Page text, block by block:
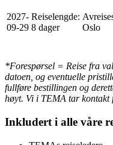
2027-
09-29
Reiselengde:
8 dager
Oslo
*Forespørsel = Reise fra
datoen, og eventuelle
fullføre bestillingen og
høyt. Vi i TEMA tar kontakt
Inkludert i alle våre